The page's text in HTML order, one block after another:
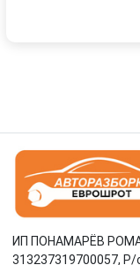
ИП ПОНАМАРЁВ
313237319700057,